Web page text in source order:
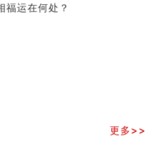
福运在何处？
更多>>